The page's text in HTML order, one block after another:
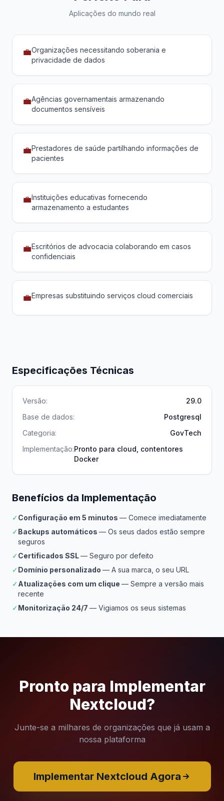
Aplicações do mundo real
💼Organizações necessitando soberania e
privacidade de dados
💼Agências governamentais armazenando
documentos sensíveis
💼Prestadores de saúde partilhando informações de
pacientes
💼Instituições educativas fornecendo
armazenamento a estudantes
💼Escritórios de advocacia colaborando em casos
confidenciais
💼Empresas substituindo serviços cloud comerciais
Especificações Técnicas
Versão:
29.0
Base de dados:
Postgresql
Categoria:
GovTech
Implementação:Pronto para cloud, contentores
Docker
Benefícios da Implementação
✓Configuração em 5 minutos — Comece imediatamente
✓Backups automáticos — Os seus dados estão sempre
seguros
✓Certificados SSL— Seguro por defeito
✓Domínio personalizado — A sua marca, o seu URL
✓Atualizações com um clique — Sempre a versão mais
recente
✓Monitorização 24/7 — Vigiamos os seus sistemas
Pronto para Implementar
Nextcloud?
Junte-se a milhares de organizações que já usam a
nossa plataforma
Implementar Nextcloud Agora